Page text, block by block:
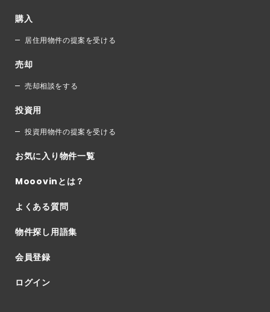
購入
居住用物件の提案を受ける
売却
売却相談をする
投資用
投資用物件の提案を受ける
お気に入り物件一覧
Mooovinとは？
よくある質問
物件探し用語集
会員登録
ログイン